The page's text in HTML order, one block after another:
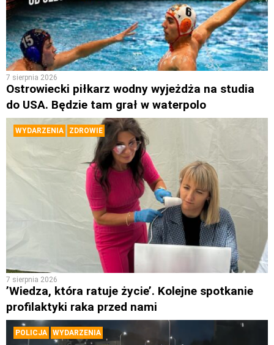
7 sierpnia 2026
Ostrowiecki piłkarz wodny wyjeżdża na studia
do USA. Będzie tam grał w waterpolo
WYDARZENIA ZDROWIE
7 sierpnia 2026
’Wiedza, która ratuje życie’. Kolejne spotkanie
profilaktyki raka przed nami
POLICJA WYDARZENIA